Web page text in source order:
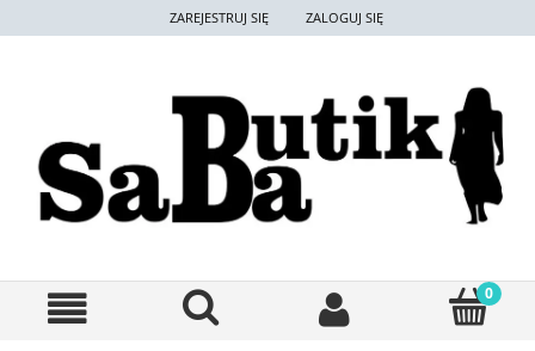
ZAREJESTRUJ SIĘ ZALOGUJ SIĘ